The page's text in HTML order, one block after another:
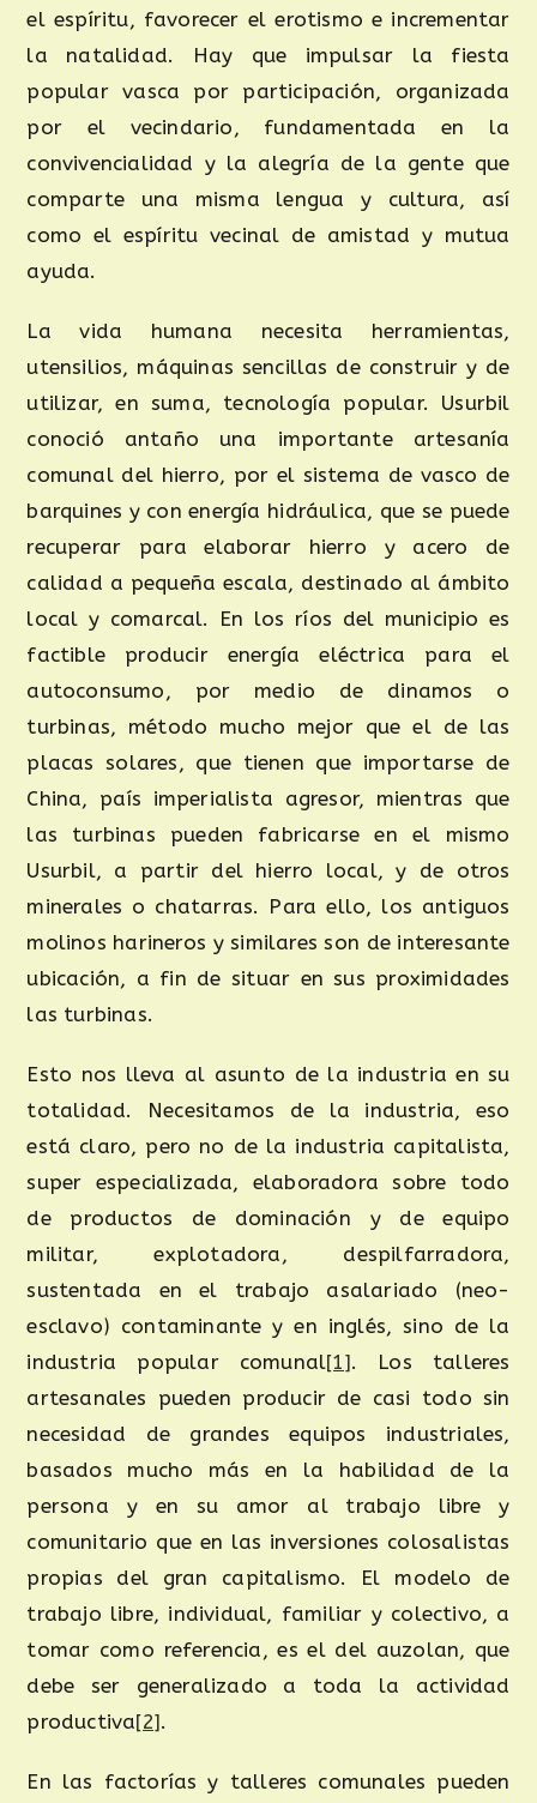
el espíritu, favorecer el erotismo e incrementar
la natalidad. Hay que impulsar la fiesta
popular vasca por participación, organizada
por el vecindario, fundamentada en la
convivencialidad y la alegría de la gente que
comparte una misma lengua y cultura, así
como el espíritu vecinal de amistad y mutua
ayuda.
La vida humana necesita herramientas,
utensilios, máquinas sencillas de construir y de
utilizar, en suma, tecnología popular. Usurbil
conoció antaño una importante artesanía
comunal del hierro, por el sistema de vasco de
barquines y con energía hidráulica, que se puede
recuperar para elaborar hierro y acero de
calidad a pequeña escala, destinado al ámbito
local y comarcal. En los ríos del municipio es
factible producir energía eléctrica para el
autoconsumo, por medio de dinamos o
turbinas, método mucho mejor que el de las
placas solares, que tienen que importarse de
China, país imperialista agresor, mientras que
las turbinas pueden fabricarse en el mismo
Usurbil, a partir del hierro local, y de otros
minerales o chatarras. Para ello, los antiguos
molinos harineros y similares son de interesante
ubicación, a fin de situar en sus proximidades
las turbinas.
Esto nos lleva al asunto de la industria en su
totalidad. Necesitamos de la industria, eso
está claro, pero no de la industria capitalista,
super especializada, elaboradora sobre todo
de productos de dominación y de equipo
militar, explotadora, despilfarradora,
sustentada en el trabajo asalariado (neo-
esclavo) contaminante y en inglés, sino de la
industria popular comunal[1]. Los talleres
artesanales pueden producir de casi todo sin
necesidad de grandes equipos industriales,
basados mucho más en la habilidad de la
persona y en su amor al trabajo libre y
comunitario que en las inversiones colosalistas
propias del gran capitalismo. El modelo de
trabajo libre, individual, familiar y colectivo, a
tomar como referencia, es el del auzolan, que
debe ser generalizado a toda la actividad
productiva[2].
En las factorías y talleres comunales pueden